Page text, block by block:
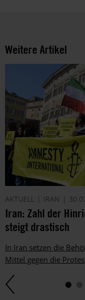
Weitere Artikel
AKTUELL IRAN
Iran: Zahl der
steigt drastisch
In Iran setzen die
Mittel gegen die